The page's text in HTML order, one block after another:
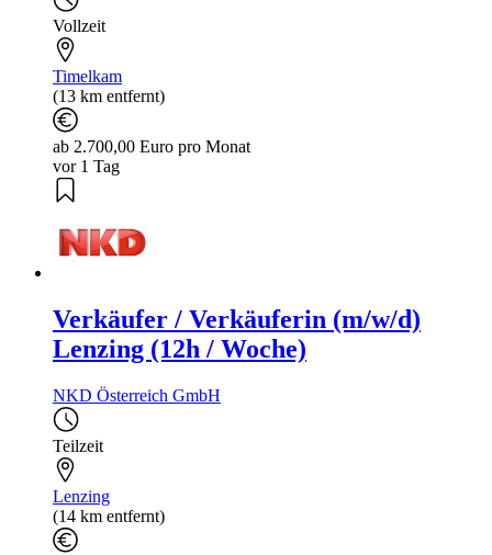
Vollzeit
Timelkam
(13 km entfernt)
ab 2.700,00 Euro pro Monat
vor 1 Tag
Verkäufer / Verkäuferin (m/w/d)
Lenzing (12h / Woche)
NKD Österreich GmbH
Teilzeit
Lenzing
(14 km entfernt)